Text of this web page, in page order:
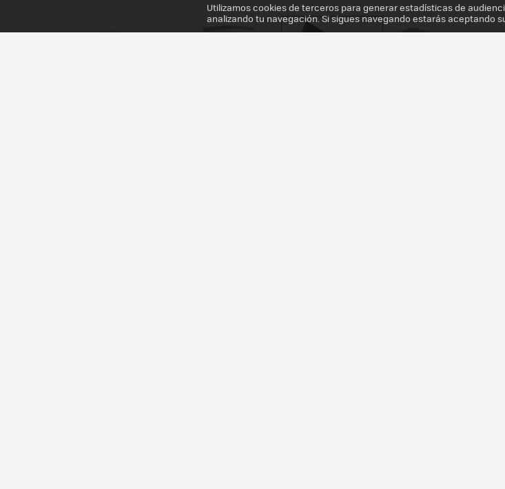
Utilizamos cookies de terceros para generar estadísticas de
analizando tu navegación. Si sigues navegando estarás aceptando